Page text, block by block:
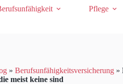
Pflege
» Berufsunfähigkeitsversicherung »
meist keine sind